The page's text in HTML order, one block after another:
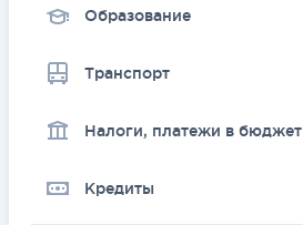
Образование
Транспорт
Налоги, платежи в бюджет
Кредиты